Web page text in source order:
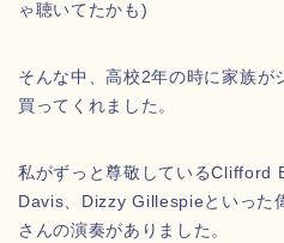
ゃ聴いてたかも)
そんな中、高校2年の時に家族が
買ってくれました。
私がずっと尊敬しているClifford
Davis、Dizzy Gillespieといった
さんの演奏がありました。